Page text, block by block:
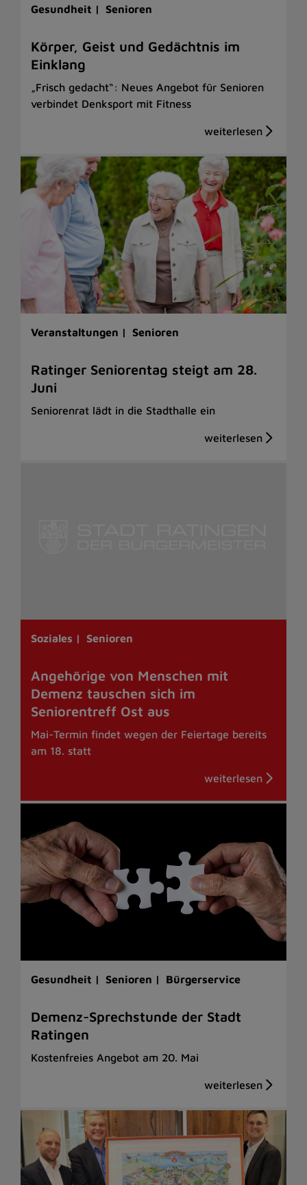
Gesundheit | Senioren
Körper, Geist und Gedächtnis im
Einklang
„Frisch gedacht“: Neues Angebot für Senioren
verbindet Denksport mit Fitness
Veranstaltungen | Senioren
Ratinger Seniorentag steigt am 28.
Juni
Seniorenrat lädt in die Stadthalle ein
Soziales | Senioren
Angehörige von Menschen mit
Demenz tauschen sich im
Seniorentreff Ost aus
Mai-Termin findet wegen der Feiertage bereits
am 18. statt
Gesundheit | Senioren | Bürgerservice
Demenz-Sprechstunde der Stadt
Ratingen
Kostenfreies Angebot am 20. Mai